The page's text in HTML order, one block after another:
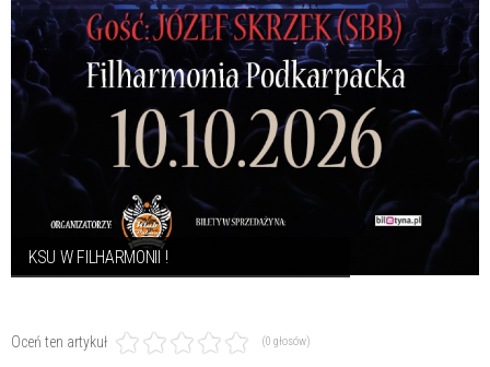
KSU W FILHARMONII !
Oceń ten artykuł (0 głosów)